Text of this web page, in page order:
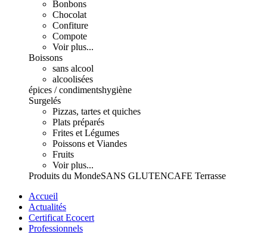
Bonbons
Chocolat
Confiture
Compote
Voir plus...
Boissons
sans alcool
alcoolisées
épices / condimentshygiène
Surgelés
Pizzas, tartes et quiches
Plats préparés
Frites et Légumes
Poissons et Viandes
Fruits
Voir plus...
Produits du MondeSANS GLUTENCAFE Terrasse
Accueil
Actualités
Certificat Ecocert
Professionnels